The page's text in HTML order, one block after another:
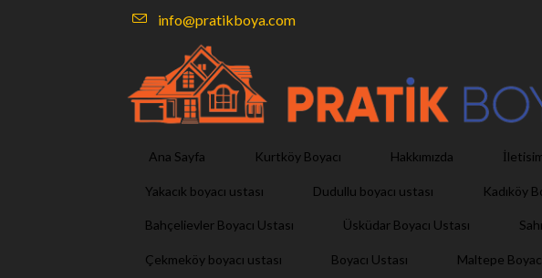
info@pratikboya.com
Ana Sayfa Kurtköy Boyacı Hakkımızda
Yakacık boyacı ustası Dudullu boyacı ustası Kadıköy
Bahçelievler Boyacı Ustası Üsküdar Boyacı Ustası
Çekmeköy boyacı ustası Boyacı Ustası Maltepe